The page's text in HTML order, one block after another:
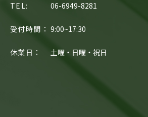
TEL: 06-6949-8281
受付時間： 9:00~17:30
休業日： 土曜・日曜・祝日